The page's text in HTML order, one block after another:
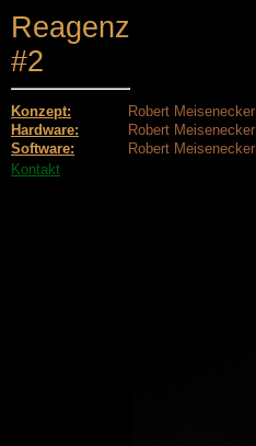
Reagenz
#2
Konzept:
Robert Meisenecker
Hardware:
Robert Meisenecker
Software:
Robert Meisenecker
Kontakt